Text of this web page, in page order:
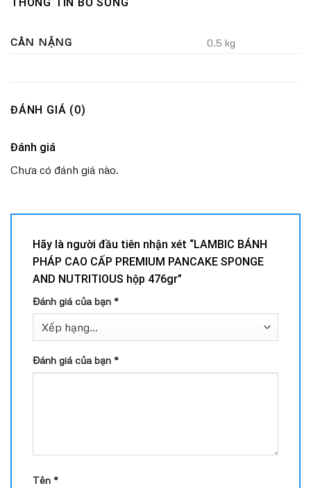
CÂN NẶNG 0.5 kg
ĐÁNH GIÁ (0)
Đánh giá
Chưa có đánh giá nào.
Hãy là người đầu tiên nhận xét “LAMBIC BÁNH
PHÁP CAO CẤP PREMIUM PANCAKE SPONGE
AND NUTRITIOUS hộp 476gr”
Đánh giá của bạn *
Đánh giá của bạn *
Tên *